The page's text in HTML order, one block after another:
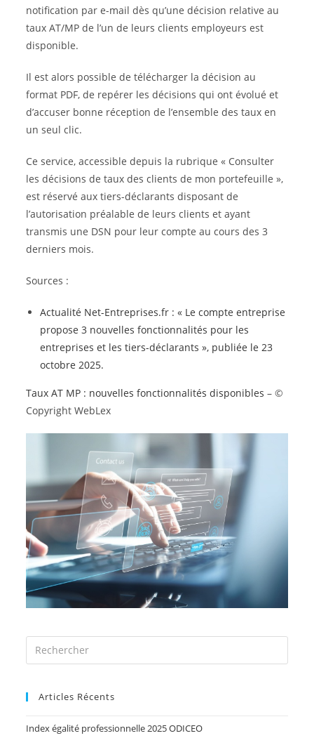
notification par e-mail dès qu’une décision relative au
taux AT/MP de l’un de leurs clients employeurs est
disponible.
Il est alors possible de télécharger la décision au
format PDF, de repérer les décisions qui ont évolué et
d’accuser bonne réception de l’ensemble des taux en
un seul clic.
Ce service, accessible depuis la rubrique « Consulter
les décisions de taux des clients de mon portefeuille »,
est réservé aux tiers-déclarants disposant de
l’autorisation préalable de leurs clients et ayant
transmis une DSN pour leur compte au cours des 3
derniers mois.
Sources :
Actualité Net-Entreprises.fr : « Le compte entreprise
propose 3 nouvelles fonctionnalités pour les
entreprises et les tiers-déclarants », publiée le 23
octobre 2025.
Taux AT MP : nouvelles fonctionnalités disponibles– ©
Copyright WebLex
Articles Récents
Index égalité professionnelle 2025 ODICEO